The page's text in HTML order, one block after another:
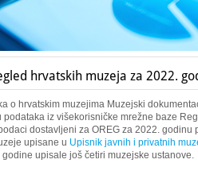
hrvatskih muzeja za 2022.
o hrvatskim muzejima Muzejski
iz višekorisničke mrežne baze
dostavljeni za OREG za 2022. godinu
upisane u Upisnik javnih i privatnih
upisale još četiri muzejske ustanove.